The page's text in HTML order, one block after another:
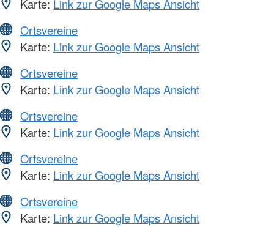
Karte: Link zur Google Maps Ansicht
Ortsvereine
Karte: Link zur Google Maps Ansicht
Ortsvereine
Karte: Link zur Google Maps Ansicht
Ortsvereine
Karte: Link zur Google Maps Ansicht
Ortsvereine
Karte: Link zur Google Maps Ansicht
Ortsvereine
Karte: Link zur Google Maps Ansicht